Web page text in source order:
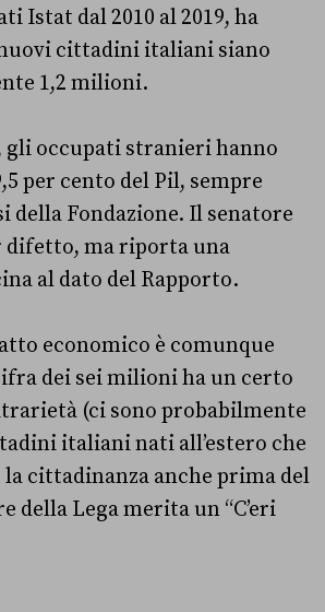
Istat dal 2010 al 2019, ha
cittadini italiani siano
1,2 milioni.
gli occupati stranieri hanno
per cento del Pil, sempre
della Fondazione. Il senatore
difetto, ma riporta una
al dato del Rapporto.
economico è comunque
dei sei milioni ha un certo
(ci sono probabilmente
italiani nati all’estero che
cittadinanza anche prima del
della Lega merita un “C’eri